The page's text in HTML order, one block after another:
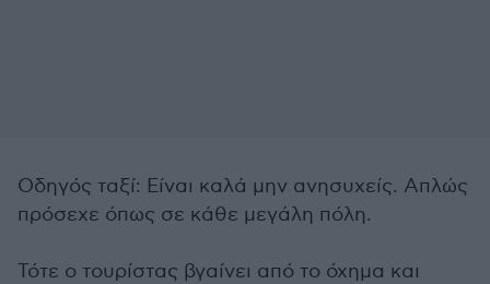
Οδηγός ταξί: Είναι καλά μην ανησυχείς. Απλώς
πρόσεχε όπως σε κάθε μεγάλη πόλη.
Τότε ο τουρίστας βγαίνει από το όχημα και